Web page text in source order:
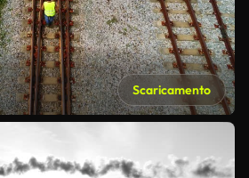
Scaricamento